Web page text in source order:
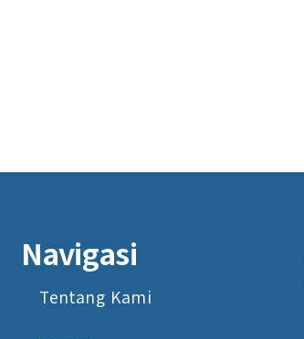
Navigasi
Tentang Kami